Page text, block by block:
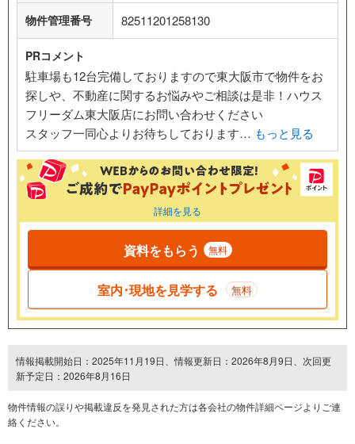
物件管理番号 82511201258130
PRコメント
駐車場も12台完備しておりますので東大阪市で物件をお
探しや、不動産に関するお悩みやご相談は是非！ハウス
フリーダム東大阪店にお問い合わせください
スタッフ一同心よりお待ちしております… もっと見る
詳細を見る
資料をもらう 無料
室内･現地を見学する 無料
情報掲載開始日：2025年11月19日、情報更新日：2026年8月9日、次回更
新予定日：2026年8月16日
物件情報の誤りや掲載違反を発⾒された方は各会社の物件詳細ページよりご連
絡ください。